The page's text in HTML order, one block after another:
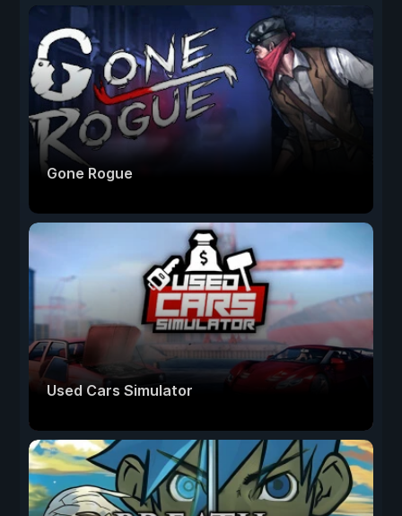
Gone Rogue
Used Cars Simulator